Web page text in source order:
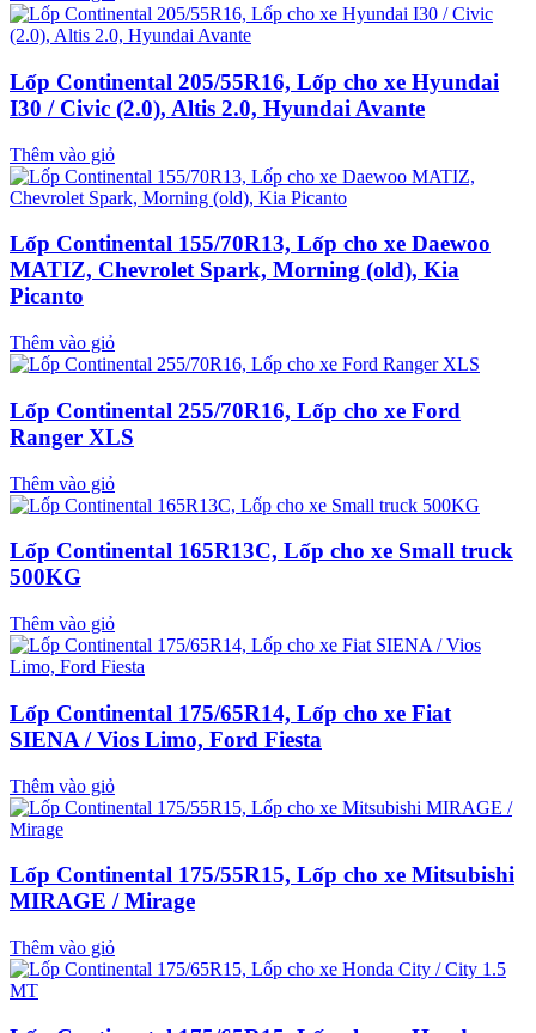
Lốp Continental 205/55R16, Lốp cho xe Hyundai
I30 / Civic (2.0), Altis 2.0, Hyundai Avante
Thêm vào giỏ
Lốp Continental 155/70R13, Lốp cho xe Daewoo
MATIZ, Chevrolet Spark, Morning (old), Kia
Picanto
Thêm vào giỏ
Lốp Continental 255/70R16, Lốp cho xe Ford
Ranger XLS
Thêm vào giỏ
Lốp Continental 165R13C, Lốp cho xe Small truck
500KG
Thêm vào giỏ
Lốp Continental 175/65R14, Lốp cho xe Fiat
SIENA / Vios Limo, Ford Fiesta
Thêm vào giỏ
Lốp Continental 175/55R15, Lốp cho xe Mitsubishi
MIRAGE / Mirage
Thêm vào giỏ